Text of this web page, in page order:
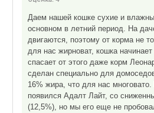
Даем нашей кошке сухие и
основном в летний период. На
двигаются, поэтому от корма не
для нас жирноват, кошка
спасает от этого даже корм
сделан специально для
16% жира, что для нас
появился Адалт Лайт, со
(12,5%), но мы его еще не